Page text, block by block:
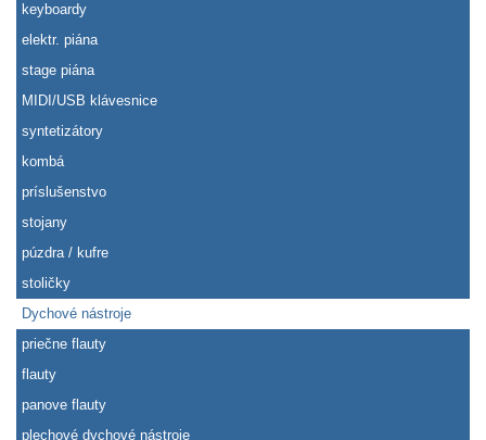
keyboardy
elektr. piána
stage piána
MIDI/USB klávesnice
syntetizátory
kombá
príslušenstvo
stojany
púzdra / kufre
stoličky
Dychové nástroje
priečne flauty
flauty
panove flauty
plechové dychové nástroje